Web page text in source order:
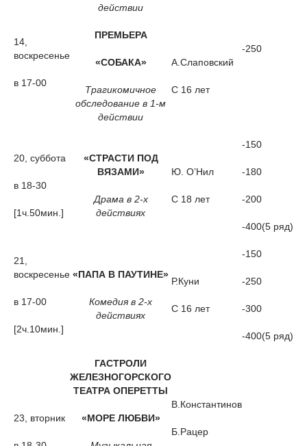
действии
14,
воскресенье
в 17-00
ПРЕМЬЕРА
«СОБАКА»
Трагикомичное
обследование в 1-м
действии
А.Слаповский
С 16 лет
-250
20, суббота
в 18-30
[1ч.50мин.]
«СТРАСТИ ПОД
ВЯЗАМИ»
Драма в 2-х
действиях
Ю. О’Нил
С 18 лет
-150
-180
-200
-400(5 ряд)
21,
воскресенье
в 17-00
[2ч.10мин.]
«ПАПА В ПАУТИНЕ»
Комедия в 2-х
действиях
Р.Куни
С 16 лет
-150
-250
-300
-400(5 ряд)
23, вторник
ГАСТРОЛИ
ЖЕЛЕЗНОГОРСКОГО
ТЕАТРА ОПЕРЕТТЫ
«МОРЕ ЛЮБВИ»
В.Константинов
Б.Рацер